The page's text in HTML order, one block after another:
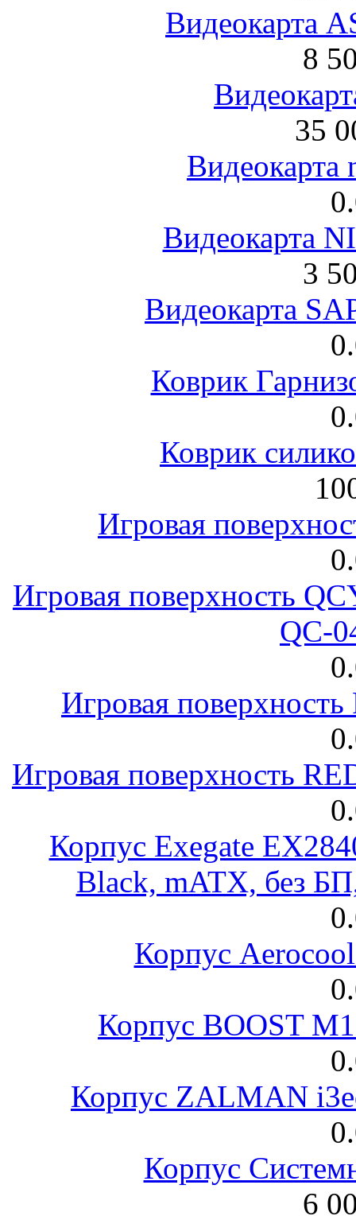
Видеокарта
8
35
Видеокарта
Видеокарта
3
Видеокарта
Коврик
Коврик
Игровая
Игровая поверхность
QC-
Игровая
Игровая поверхность
Корпус Exegate
Black, mATX, без
Корпус
Корпус BOOST
Корпус ZALMAN
Корпус
6